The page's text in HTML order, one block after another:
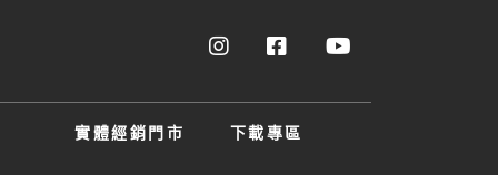
實體經銷門市 下載專區